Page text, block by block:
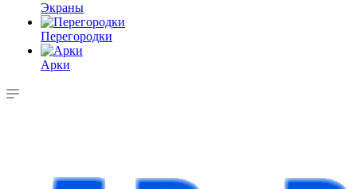
Экраны
Перегородки
Арки